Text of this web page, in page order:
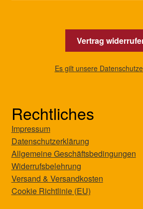
Vertrag
Es gilt unsere
Rechtliches
Impressum
Datenschutzerklärung
Allgemeine Geschäftsbedingungen
Widerrufsbelehrung
Versand & Versandkosten
Cookie Richtlinie (EU)